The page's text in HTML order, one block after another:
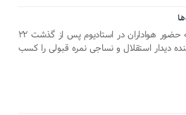
معین نیوز_به نظر می‌رسد که تجربه حضور هواداران در استادیوم پس از گذشت ۲۲
دیدار استقلال و نساجی نمره قبولی را کسب